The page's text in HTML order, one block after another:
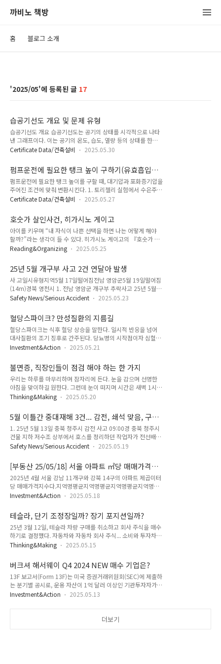
까비노 책방
홈 블로그 소개
2025/05 17
습공기선도 개요 및 문제 유형
습공기선도 개요 습공기선도는 공기의 상태를 시각적으로 나타
낸 그래프이다. 이는 공기의 온도, 습도, 열량 등의 상태를 한눈
에 볼 수 있게 하여 냉난방 설비나 공기조화 시스템을 설계하거
이지 않는 공기의 성질을 그림처럼 이해할 수 있게 도와주는 도
구라고 할 수 있다. 이 선도는 가로축을 건구온도, 세로축을 절대
습도로 하여 구성되며, 그 위에 상대습도, 습구온도, 노점온도,
엔탈피 등의 곡선이 겹쳐져 있다. 선도 안의 한 점은 그 공기의
상태를 나타낸다. 선도에는 다양한 정보가 담겨 있다. 대표적으
있다. 건구온도는 우리가 일상적으로 느끼는 공기의 온도이며,
일반적인 기온이라고 생..
Certificate Data/건축설비 2025.05.30
펌프운전에 필요한 탱크 높이 구하기(유효흡입양
정)
펌프운전에 필요한 탱크 높이를 구할 때, 대기압과 포화증기압을
주어진 조건에 맞춰 변환시킨다. 1. 토리첼리 실험에서 수은주
무게가 누르는 힘과 공기가 누르는 힘이 같을 때 수은주 길이가
력과 같다는 의미로 1 기압을 760mmHg라고 정의했다. 대기압
은 물 10.332 [m]의 압력과 같다는 의미로, 1 기압을
10.332mH2O(또는 10.332 mAq)라고 쓴다. 2. 10kPa = 1
mAq 3. 펌프는 액체를 올릴 때, 펌프 흡입 측의 압력(수두)은 내
려가고, 펌프 토출측의 압력(수두)는 올라간다. 펌프가 100% 진
가 급수펌프 상단에 위치할 때 펌프운전에 필요..
Certificate Data/건축설비 2025.05.27
호숫가 살인사건, 히가시노 게이고
아이를 키우며 “내 자식이 나쁜 선택을 하면 나는 어떻게 해야
할까?”라는 생각이 들 수 있다. 히가시노 게이고의 『호숫가 살
인사건』은 이 질문을 정면으로 던진다. 자식을 위해 부모가 어
에 놓여 있는지 시험한다. 이 문제는 단순히 소설 속 설정이 아니
라, 실제로 우리가 언젠가 마주할 수도 있는 윤리적, 도덕적 갈등
의 한 가지다. "자식을 위해 부모는 어디까지?" ‘오이디푸스 왕’
같은 고전부터 현대 문학까지, 부모와 자식 간의 갈등은 반복되
는 주제이다. 이 이야기들의 핵심은 결국 “너는 그 아이의 부모
질문이다. 부모의 사랑이 자칫 정의를 무너뜨리고, 사회적 질서
를 위협할 수 있..
Reading&Organizing 2025.05.25
25년 5월 개구부 사고 2건 연달아 발생
사 고일시유형지역5월 17일떨어짐전남 영암군5월 19일떨어짐
(14m)경북 영천시 1. 전남 영암군 개구부 추락사고 25년 5월
17일 11:00경, 전남 영암군 선박 제조 사업장에서 작업 중 재해
북 영천시 개구부로 떨어짐(14m) 25년 5월 19일 10:39경 경북
영천시 공장의 지붕공사 작업 중 재해자가 지붕 판넬 철거를 하
다 개구부로 떨어져 사망했다. □ 안전 작업방법 1. 작업 전 사전
파악이 필요하다. 지붕 형태(채광창, 판넬 등), 구조, 노후 상태
파악.2. 덮개, 작업통로용 발판, 안전난간, 추락방호망 등 떨어짐
인보호구 착용을 지시, 감독한다.
Safety News/Serious Accident 2025.05.23
혈당스파이크? 만성질환의 지름길
혈당스파이크는 식후 혈당 상승을 말한다. 일시적 반응을 넘어
대사질환의 조기 징후로 간주된다. 당뇨병의 시작점이자 심혈관
질환의 위험 인자이며, 장기적인 대사 건강을 위협하는 중요한
지는 상태를 막으려면 어떻게 해야 할까? 1) 단순당과 정제곡물
을 줄인다. 콜라, 사이다 같은 청량음료에 들어있는 액상과당과
쌀, 떡, 빵과 같은 흰 곡물의 섭취를 말한다.2) 충분한 수면이 필
요하다. 깊고 길게 자야 한다. 8시간은 필요하다는 의견이 많
다.3) 운동을 한다. 근육이 가져갈 수 있는 에너지를 높인다. 당
지고, 피로가 누적되어 운동을 할 수 없는 환경이 된다. 이런 내
용을 접하면 당장 절제..
Investment&Action 2025.05.21
불면증, 직장인들이 점검 해야 하는 한 가지
우리는 하루를 마무리하며 잠자리에 든다. 눈을 감으며 선명한
아침을 맞이하길 원한다. 그런데 눈이 떠지며 시간은 새벽 1시를
가리킨다. 젠장... 또 깼네. 왜 계속 이럴까...? 결론부터 말하면,
수 있다. 신체회복 능력이 떨어지면 깊은 잠에 진입하기 어렵다
고 한다. 수면 주기가 원활하게 작동하지 않게 되는 것이다. 수면
주기가 중요한 이유 수면 주기란 인간이 잠을 자는 동안 규칙적
으로 반복되는 생리적 패턴으로, 크게 비렘수면(NREM)과 렘수
면(REM)이라는 두 가지 주요 수면 유형으로 구성된다. 이 주기
는 등 생명 유지에 필수적인 다양한 기능을 수행하도록 한다. 건
강한 수면..
Thinking&Making 2025.05.20
5월 이틀간 중대재해 3건... 감전, 쇄석 맞음, 구조
물에 맞음
1. 25년 5월 13일 충북 청주시 감전 사고 09:00경 충북 청주시
건물 지하 저수조 상부에서 호스를 정리하던 작업자가 전선배관
에 접촉되며 감전되어 사망했다. □ 습기가 있는 장소에서 전기
며, 전선의 피복 등 외관상태를 점검해야 한다. 2. 25년 5월 13
일 경남 거창군 맞음 사고 10:30경 쇄석 채굴장에서 사용 중인
컨베이어에서 재해자가 선별기로 떨어진 후 낙하하는 쇄석에 맞
아 사망했다. □ 기계 설비 메인터넌스를 하는 경우 전원을 차단
하고, 추락 위험이 있는 경우 떨어짐 방지조치를 실시해야 한다.
사 현장에서 재해자가 천장크레인 해체 작업 중 떨어지는 철제 ..
Safety News/Serious Accident 2025.05.19
[부동산 25/05/18] 서울 아파트 ㎡당 매매가격평
균
2025년 4월 서울 강남 11개구와 강북 14구의 아파트 제곱미터
당 매매가격지수다.지역명평균지역명평균지역명평균지역명평
균지역명평균강남구3,191서초구2,967송파구2,294용산구
동구1,574영등포구1,492종로구1,473중구1,459동작구
1,458서대문구1,235강서구1,182동대문구1,144은평구
1,072성북구1,071관악구1,017노원구954구로구954중랑구
890금천구880강북구850도봉구808 서울 아파트 매매가격은
지난 1월 첫째 주(1월 13일 조사 기준) 보합세 이후 14주 연속
Investment&Action 2025.05.18
테슬라, 단기 조정장일까? 장기 포지션일까?
25년 3월 12일, 테슬라 차량 구매를 취소하고 회사 주식을 매수
하기로 결정했다. 자동차와 자동차 회사 주식... 소비와 투자차
사는 것보다는 "이사 + 투자"가 훨씬 효율적!이라는 건 알지만,
액 결제를 했다. 그런데!! 결제 취소로 마음을 돌렸다. 테슬라를
hxh.co.kr 차량 구매 취소 전일(25/03/11) 장중 최저가는
217.0200 달러로 488.5399 달러(24/12/18) 고점대비 -40%
이상 하락했었다. 관세 정책으로 인한 미국 신뢰성 하락이 원인
이었다. 주식은 부분매수 진행 중이며, W자 모양을 만들며, 금일
Thinking&Making 2025.05.15
버크셔 해서웨이 Q4 2024 NEW 매수 기업은?
13F 보고서(Form 13F)는 미국 증권거래위원회(SEC)에 제출하
는 분기별 공시로, 운용 자산이 1억 달러 이상인 기관투자자가
보유 중인 미국 상장 주식 등의 내역을 공개하는 문서다. 이 보고
대형 기관의 투자 내역을 대중에게 투명하게 공개해 시장 정보를
Investment&Action 2025.05.13
더보기